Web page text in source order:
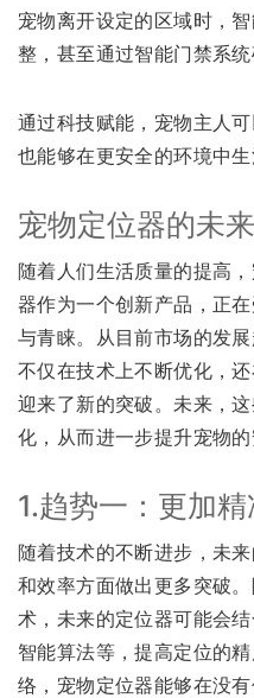
宠物离开设定的区域时，
整，甚至通过智能门禁系
通过科技赋能，宠物主人
也能够在更安全的环境中生
宠物定位器的未
随着人们生活质量的提高
器作为一个创新产品，正
与青睐。从目前市场的发
不仅在技术上不断优化，
迎来了新的突破。未来，
化，从而进一步提升宠物的
1.趋势一：更加
随着技术的不断进步，未
和效率方面做出更多突破
术，未来的定位器可能会
智能算法等，提高定位的
络，宠物定位器能够在没